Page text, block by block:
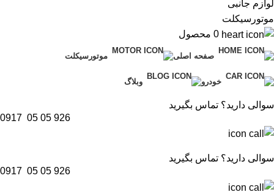
0 محصول
صفحه اصلی موتورسیکلت
خودرو وبلاگ
سوالی دارید؟ تماس بگیرید
0917 05 05 926
سوالی دارید؟ تماس بگیرید
0917 05 05 926